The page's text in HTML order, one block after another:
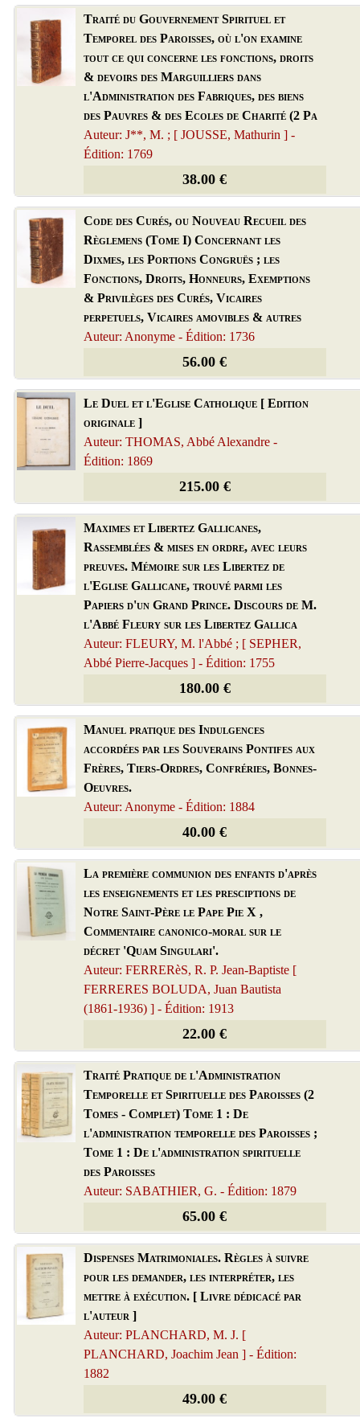
Traité du Gouvernement Spirituel et
Temporel des Paroisses, où l'on examine
tout ce qui concerne les fonctions, droits
& devoirs des Marguilliers dans
l'Administration des Fabriques, des biens
des Pauvres & des Ecoles de Charité (2 Pa
Auteur: J**, M. ; [ JOUSSE, Mathurin ] -
Édition: 1769
38.00 €
Code des Curés, ou Nouveau Recueil des
Règlemens (Tome I) Concernant les
Dixmes, les Portions Congruës ; les
Fonctions, Droits, Honneurs, Exemptions
& Privilèges des Curés, Vicaires
perpetuels, Vicaires amovibles & autres
Auteur: Anonyme - Édition: 1736
56.00 €
Le Duel et l'Eglise Catholique [ Edition
originale ]
Auteur: THOMAS, Abbé Alexandre -
Édition: 1869
215.00 €
Maximes et Libertez Gallicanes,
Rassemblées & mises en ordre, avec leurs
preuves. Mémoire sur les Libertez de
l'Eglise Gallicane, trouvé parmi les
Papiers d'un Grand Prince. Discours de M.
l'Abbé Fleury sur les Libertez Gallica
Auteur: FLEURY, M. l'Abbé ; [ SEPHER,
Abbé Pierre-Jacques ] - Édition: 1755
180.00 €
Manuel pratique des Indulgences
accordées par les Souverains Pontifes aux
Frères, Tiers-Ordres, Confréries, Bonnes-
Oeuvres.
Auteur: Anonyme - Édition: 1884
40.00 €
La première communion des enfants d'après
les enseignements et les presciptions de
Notre Saint-Père le Pape Pie X ,
Commentaire canonico-moral sur le
décret 'Quam Singulari'.
Auteur: FERRERèS, R. P. Jean-Baptiste [
FERRERES BOLUDA, Juan Bautista
(1861-1936) ] - Édition: 1913
22.00 €
Traité Pratique de l'Administration
Temporelle et Spirituelle des Paroisses (2
Tomes - Complet) Tome 1 : De
l'administration temporelle des Paroisses ;
Tome 1 : De l'administration spirituelle
des Paroisses
Auteur: SABATHIER, G. - Édition: 1879
65.00 €
Dispenses Matrimoniales. Règles à suivre
pour les demander, les interpréter, les
mettre à exécution. [ Livre dédicacé par
l'auteur ]
Auteur: PLANCHARD, M. J. [
PLANCHARD, Joachim Jean ] - Édition:
1882
49.00 €